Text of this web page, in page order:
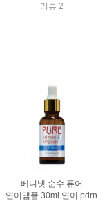
리뷰 2
베니넷 순수 퓨어
연어앰플 30ml 연어 pdrn